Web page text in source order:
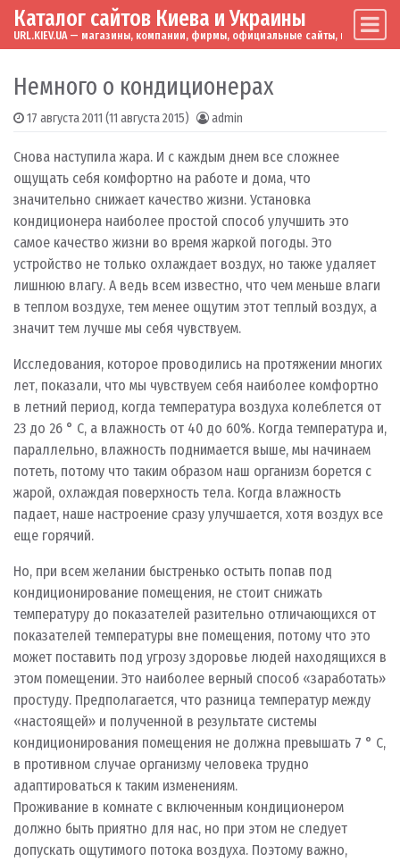
Skip to content
Main Navigation
Каталог сайтов Киева и Украины
URL.KIEV.UA — магазины, компании, фирмы, официальные сайты, мировые
Немного о кондиционерах
17 августа 2011 (11 августа 2015) admin
Снова наступила жара. И с каждым днем все сложнее
ощущать себя комфортно на работе и дома, что
значительно снижает качество жизни. Установка
кондиционера наиболее простой способ улучшить это
самое качество жизни во время жаркой погоды. Это
устройство не только охлаждает воздух, но также удаляет
лишнюю влагу. А ведь всем известно, что чем меньше влаги
в теплом воздухе, тем менее ощутим этот теплый воздух, а
значит тем лучше мы себя чувствуем.
Исследования, которое проводились на протяжении многих
лет, показали, что мы чувствуем себя наиболее комфортно
в летний период, когда температура воздуха колеблется от
23 до 26 ° С, а влажность от 40 до 60%. Когда температура и,
параллельно, влажность поднимается выше, мы начинаем
потеть, потому что таким образом наш организм борется с
жарой, охлаждая поверхность тела. Когда влажность
падает, наше настроение сразу улучшается, хотя воздух все
еще горячий.
Но, при всем желании быстренько остыть попав под
кондиционирование помещения, не стоит снижать
температуру до показателей разительно отличающихся от
показателей температуры вне помещения, потому что это
может поставить под угрозу здоровье людей находящихся в
этом помещении. Это наиболее верный способ «заработать»
простуду. Предполагается, что разница температур между
«настоящей» и полученной в результате системы
кондиционирования помещения не должна превышать 7 ° C,
в противном случае организму человека трудно
адаптироваться к таким изменениям.
Проживание в комнате с включенным кондиционером
должно быть приятно для нас, но при этом не следует
допускать ощутимого потока воздуха. Поэтому важно,